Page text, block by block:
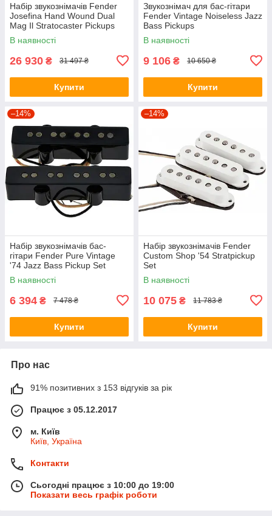
Набір звукознімачів Fender
Josefina Hand Wound Dual
Mag Il Stratocaster Pickups
В наявності
26 930 ₴ 31 497 ₴
Купити
Звукознімач для бас-гітари
Fender Vintage Noiseless Jazz
Bass Pickups
В наявності
9 106 ₴ 10 650 ₴
Купити
–14%
Набір звукознімачів бас-
гітари Fender Pure Vintage
'74 Jazz Bass Pickup Set
В наявності
6 394 ₴ 7 478 ₴
Купити
–14%
Набір звукознімачів Fender
Custom Shop '54 Stratpickup
Set
В наявності
10 075 ₴ 11 783 ₴
Купити
Про нас
91% позитивних з 153 відгуків за рік
Працює з 05.12.2017
м. Київ
Київ, Україна
Контакти
Сьогодні працює з 10:00 до 19:00
Показати весь графік роботи